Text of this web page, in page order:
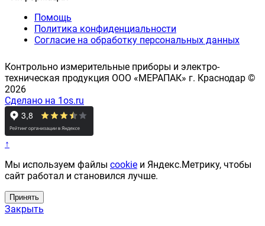
Помощь
Политика конфиденциальности
Согласие на обработку персональных данных
Контрольно измерительные приборы и электро-
техническая продукция ООО «МЕРАПАК» г. Краснодар ©
2026
Сделано на 1os.ru
↑
Мы используем файлы cookie и Яндекс.Метрику, чтобы
сайт работал и становился лучше.
Принять
Закрыть